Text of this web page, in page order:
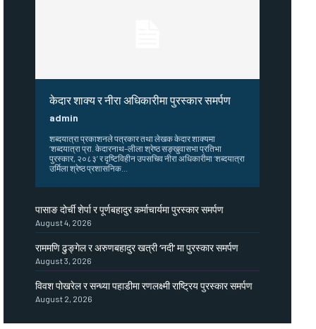
केदार शाक्य र नीरा अधिकारीमा पुरस्कार समर्पण
admin
शब्दयात्रा प्रकाशनले पत्रकार तथा लेखक केदार शाक्यमा
‘शब्दयात्रा प्रा. केदारनाथ–लीला श्रेष्ठ सङ्खुवासभा प्रतिभा
पुरस्कार, २०८३’ र दृष्टिविहीन उपसचिव नीरा अधिकारीमा ‘शब्दयात्रा
उर्मिला श्रेष्ठ प्रशासनिक...
पासाङ दोर्ची शेर्पा र पूर्णबहादुर कर्माचार्यमा पुरस्कार समर्पण
August 4, 2026
राममणि ढुङ्गेल र अरुणबहादुर खत्री ‘नदी’ मा पुरस्कार समर्पण
August 3, 2026
विवश पोखरेल र सन्ध्या पहाडीमा रणलक्ष्मी राष्ट्रिय पुरस्कार समर्पण
August 2, 2026